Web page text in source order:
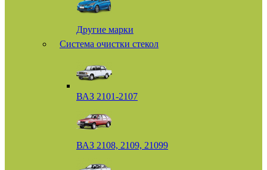
Другие марки
Система очистки стекол
ВАЗ 2101-2107
ВАЗ 2108, 2109, 21099